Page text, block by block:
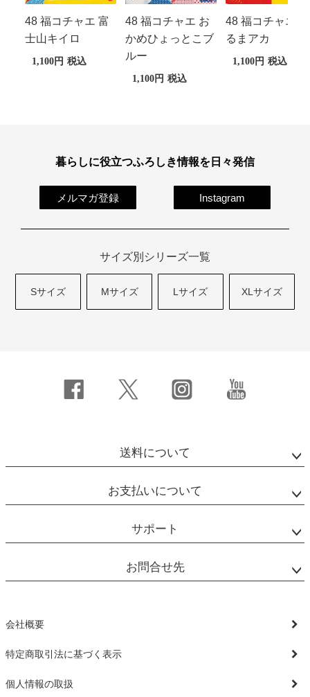
48 福コチャエ 富
士山キイロ
1,100 税込
48 福コチャエ お
かめひょっとこブ
ルー
1,100 税込
48 福コチャエ だ
るまアカ
1,100 税込
暮らしに役立つふろしき情報を日々発信
メルマガ登録 Instagram
サイズ別シリーズ一覧
Sサイズ Mサイズ Lサイズ XLサイズ
送料について
お支払いについて
サポート
お問合せ先
会社概要
特定商取引法に基づく表示
個人情報の取扱